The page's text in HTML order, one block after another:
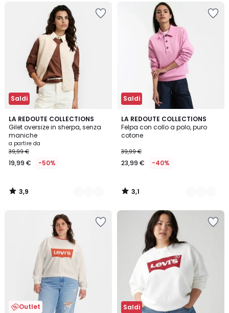
Saldi
LA REDOUTE COLLECTIONS
Gilet oversize in sherpa, senza
maniche
a partire da
39,99 €
19,99 € -50%
3,9
/ 5
3
Colori
3,9
/
Saldi
LA REDOUTE COLLECTIONS
Felpa con collo a polo, puro
cotone
39,99 €
23,99 € -40%
3,1
/
5
2
Colori
3,1
/
Outlet Saldi